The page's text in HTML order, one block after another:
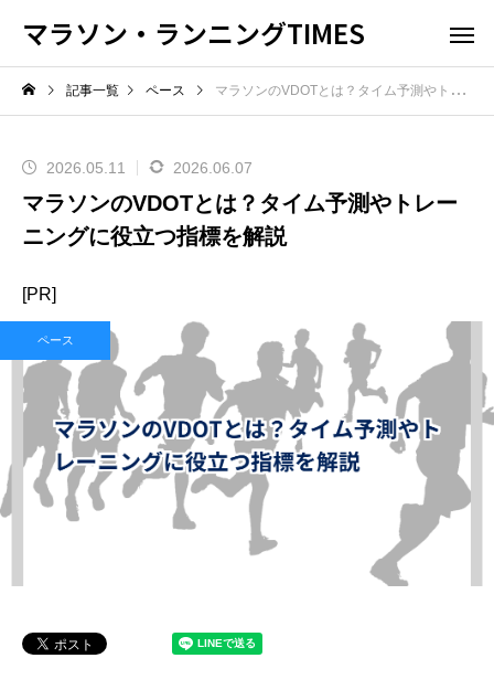
マラソン・ランニングTIMES
記事一覧 ペース マラソンのVDOTとは？タイム予測やトレーニングに役立つ指標を解説
2026.05.11 2026.06.07
マラソンのVDOTとは？タイム予測やトレー
ニングに役立つ指標を解説
[PR]
ペース